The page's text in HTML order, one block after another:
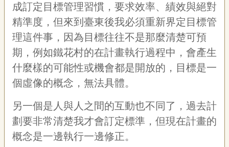
成訂定目標管理習慣，要求效率、績效與絕對
精準度，但來到臺東後我必須重新界定目標管
理這件事，因為目標往往不是那麼清楚可預
期，例如鐵花村的在計畫執行過程中，會產生
什麼樣的可能性或機會都是開放的，目標是一
個虛像的概念，無法具體。
另一個是人與人之間的互動也不同了，過去計
劃要非常清楚我才會訂定標準，但現在計畫的
概念是一邊執行一邊修正。